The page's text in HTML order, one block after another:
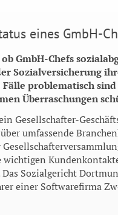
eines GmbH-
GmbH-Chefs
Sozialversicherung
problematisch
Über­raschungen
Gesell­schafter-
umfassende
Sozialgericht
einer Softwarefirma